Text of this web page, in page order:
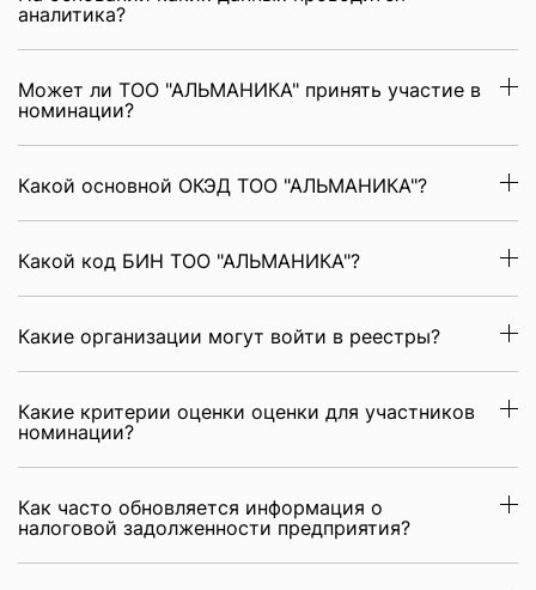
аналитика?
Может ли ТОО "АЛЬМАНИКА" принять участие в
номинации?
Какой основной ОКЭД ТОО "АЛЬМАНИКА"?
Какой код БИН ТОО "АЛЬМАНИКА"?
Какие организации могут войти в реестры?
Какие критерии оценки оценки для участников
номинации?
Как часто обновляется информация о
налоговой задолженности предприятия?